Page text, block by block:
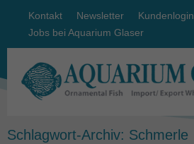
Kontakt Newsletter
Kundenlogin
Jobs bei Aquarium Glaser
Schlagwort-Archiv: Schmerle